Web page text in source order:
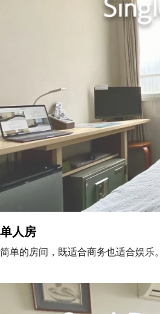
单人房
简单的房间，既适合商务也适合娱乐。